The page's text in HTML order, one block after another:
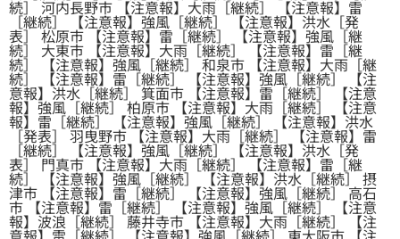
続］ 河内長野市 【注意報】大雨［継続］ 【注意報】雷
［継続］ 【注意報】強風［継続］ 【注意報】洪水［発
表］ 松原市 【注意報】雷［継続］ 【注意報】強風［継
続］ 大東市 【注意報】大雨［継続］ 【注意報】雷［継
続］ 【注意報】強風［継続］ 和泉市 【注意報】大雨［継
続］ 【注意報】雷［継続］ 【注意報】強風［継続］ 【注
意報】洪水［継続］ 箕面市 【注意報】雷［継続］ 【注意
報】強風［継続］ 柏原市 【注意報】大雨［継続］ 【注意
報】雷［継続］ 【注意報】強風［継続］ 【注意報】洪水
［発表］ 羽曳野市 【注意報】大雨［継続］ 【注意報】雷
［継続］ 【注意報】強風［継続］ 【注意報】洪水［発
表］ 門真市 【注意報】大雨［継続］ 【注意報】雷［継
続］ 【注意報】強風［継続］ 【注意報】洪水［継続］ 摂
津市 【注意報】雷［継続］ 【注意報】強風［継続］ 高石
市 【注意報】雷［継続］ 【注意報】強風［継続］ 【注意
報】波浪［継続］ 藤井寺市 【注意報】大雨［継続］ 【注